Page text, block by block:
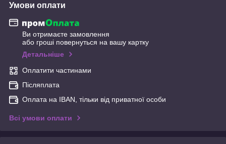
Умови оплати
Ви отримаєте замовлення
або гроші повернуться на вашу картку
Детальніше
Оплатити частинами
Післяплата
Оплата на IBAN, тільки від приватної особи
Всі умови оплати